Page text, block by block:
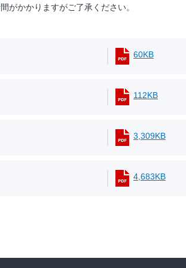
がかかりますがご了承ください。
60KB
112KB
3,309KB
4,683KB